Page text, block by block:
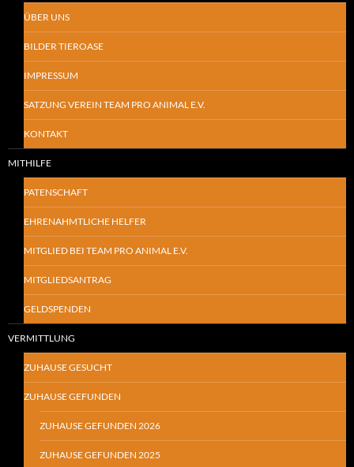
ÜBER UNS
BILDER TIEROASE
IMPRESSUM
SATZUNG VEREIN TEAM PRO ANIMAL E.V.
KONTAKT
MITHILFE
PATENSCHAFT
EHRENAHMTLICHE HELFER
MITGLIED BEI TEAM PRO ANIMAL E.V.
MITGLIEDSANTRAG
GELDSPENDEN
VERMITTLUNG
ZUHAUSE GESUCHT
ZUHAUSE GEFUNDEN
ZUHAUSE GEFUNDEN 2026
ZUHAUSE GEFUNDEN 2025